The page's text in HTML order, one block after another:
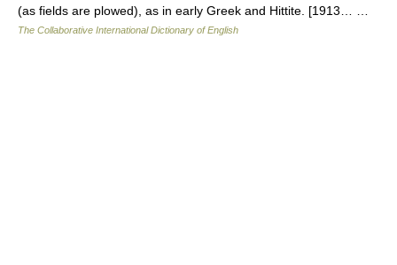
(as fields are plowed), as in early Greek and Hittite. [1913… …
The Collaborative International Dictionary of English